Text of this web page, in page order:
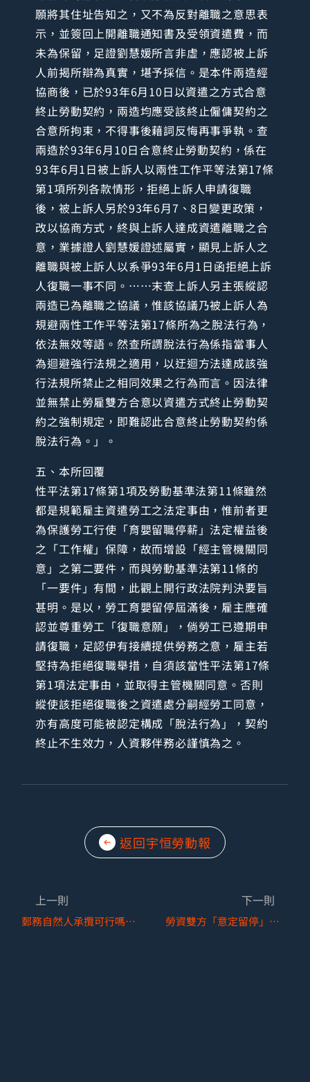
願將其住址告知之，又不為反對離職之意思表
示，並簽回上開離職通知書及受領資遣費，而
未為保留，足證劉慧媛所言非虛，應認被上訴
人前揭所辯為真實，堪予採信。是本件兩造經
協商後，已於93年6月10日以資遣之方式合意
終止勞動契約，兩造均應受該終止僱傭契約之
合意所拘束，不得事後藉詞反悔再事爭執。查
兩造於93年6月10日合意終止勞動契約，係在
93年6月1日被上訴人以兩性工作平等法第17條
第1項所列各款情形，拒絕上訴人申請復職
後，被上訴人另於93年6月7、8日變更政策，
改以協商方式，終與上訴人達成資遣離職之合
意，業據證人劉慧媛證述屬實，顯見上訴人之
離職與被上訴人以系爭93年6月1日函拒絕上訴
人復職一事不同。……末查上訴人另主張縱認
兩造已為離職之協議，惟該協議乃被上訴人為
規避兩性工作平等法第17條所為之脫法行為，
依法無效等語。然查所謂脫法行為係指當事人
為迴避強行法規之適用，以迂迴方法達成該強
行法規所禁止之相同效果之行為而言。因法律
並無禁止勞雇雙方合意以資遣方式終止勞動契
約之強制規定，即難認此合意終止勞動契約係
脫法行為。」。
五、本所回覆
性平法第17條第1項及勞動基準法第11條雖然
都是規範雇主資遣勞工之法定事由，惟前者更
為保護勞工行使「育嬰留職停薪」法定權益後
之「工作權」保障，故而增設「經主管機關同
意」之第二要件，而與勞動基準法第11條的
「一要件」有間，此觀上開行政法院判決要旨
甚明。是以，勞工育嬰留停屆滿後，雇主應確
認並尊重勞工「復職意願」，倘勞工已遵期申
請復職，足認伊有接續提供勞務之意，雇主若
堅持為拒絕復職舉措，自須該當性平法第17條
第1項法定事由，並取得主管機關同意。否則
縱使該拒絕復職後之資遣處分嗣經勞工同意，
亦有高度可能被認定構成「脫法行為」，契約
終止不生效力，人資夥伴務必謹慎為之。
返回宇恒勞動報
上一則
郵務自然人承攬可行嗎？從歧異之行政法院判決談起！
下一則
勞資雙方「意定留停」期間，可否續保勞工保險？!留停屆期當日合意資遣，得否向勞保局請領失業給付？